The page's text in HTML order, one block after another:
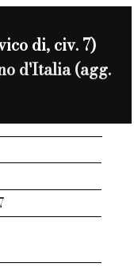
di, civ. 7)
d'Italia (agg.